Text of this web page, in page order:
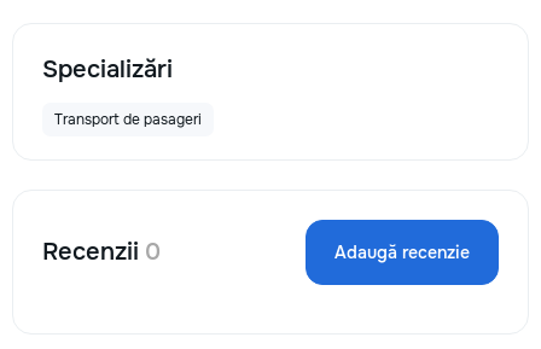
Specializări
Transport de pasageri
Recenzii 0 Adaugă recenzie